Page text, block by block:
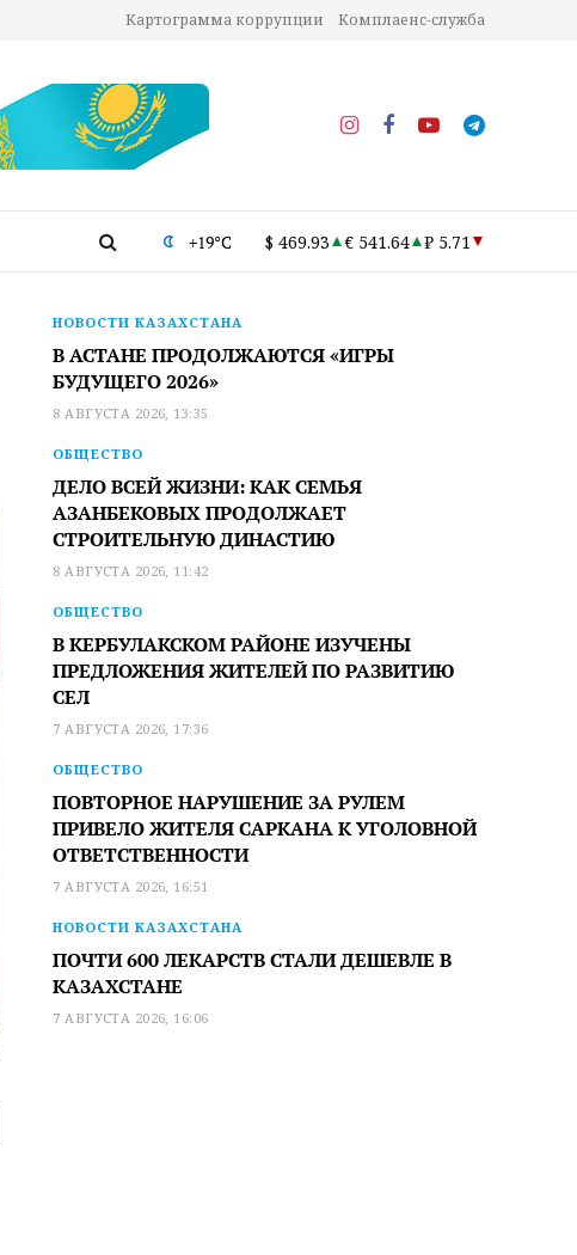
Картограмма коррупции Комплаенс-служба
+19°C $ 469.93 € 541.64 ₽ 5.71
НОВОСТИ КАЗАХСТАНА
В АСТАНЕ ПРОДОЛЖАЮТСЯ «ИГРЫ
БУДУЩЕГО 2026»
8 АВГУСТА 2026, 13:35
ОБЩЕСТВО
ДЕЛО ВСЕЙ ЖИЗНИ: КАК СЕМЬЯ
АЗАНБЕКОВЫХ ПРОДОЛЖАЕТ
СТРОИТЕЛЬНУЮ ДИНАСТИЮ
8 АВГУСТА 2026, 11:42
ОБЩЕСТВО
В КЕРБУЛАКСКОМ РАЙОНЕ ИЗУЧЕНЫ
ПРЕДЛОЖЕНИЯ ЖИТЕЛЕЙ ПО РАЗВИТИЮ
СЕЛ
7 АВГУСТА 2026, 17:36
ОБЩЕСТВО
ПОВТОРНОЕ НАРУШЕНИЕ ЗА РУЛЕМ
ПРИВЕЛО ЖИТЕЛЯ САРКАНА К УГОЛОВНОЙ
ОТВЕТСТВЕННОСТИ
7 АВГУСТА 2026, 16:51
НОВОСТИ КАЗАХСТАНА
ПОЧТИ 600 ЛЕКАРСТВ СТАЛИ ДЕШЕВЛЕ В
КАЗАХСТАНЕ
7 АВГУСТА 2026, 16:06